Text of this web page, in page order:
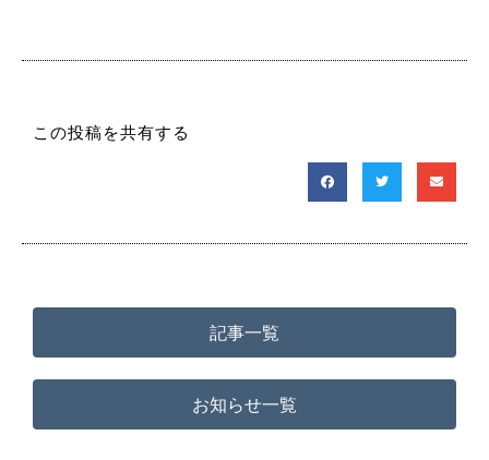
この投稿を共有する
記事一覧
お知らせ一覧